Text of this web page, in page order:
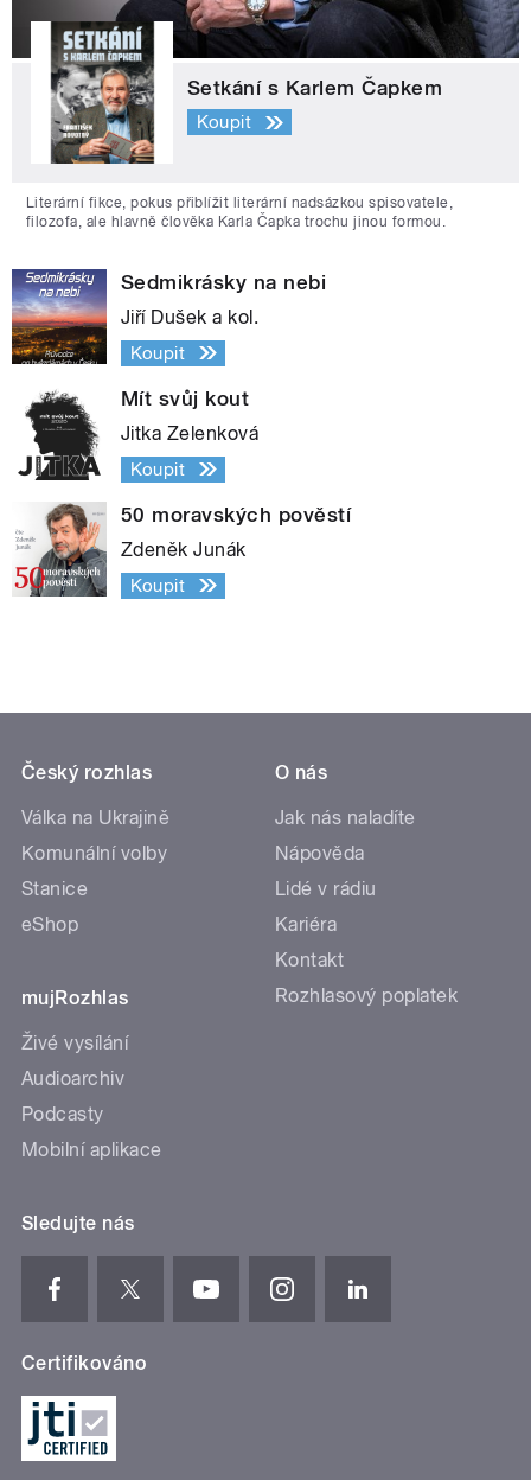
Setkání s Karlem Čapkem
Koupit
Literární fikce, pokus přiblížit literární nadsázkou spisovatele,
filozofa, ale hlavně člověka Karla Čapka trochu jinou formou.
Sedmikrásky na nebi
Jiří Dušek a kol.
Koupit
Mít svůj kout
Jitka Zelenková
Koupit
50 moravských pověstí
Zdeněk Junák
Koupit
Český rozhlas
Válka na Ukrajině
Komunální volby
Stanice
eShop
mujRozhlas
Živé vysílání
Audioarchiv
Podcasty
Mobilní aplikace
O nás
Jak nás naladíte
Nápověda
Lidé v rádiu
Kariéra
Kontakt
Rozhlasový poplatek
Sledujte nás
Certifikováno